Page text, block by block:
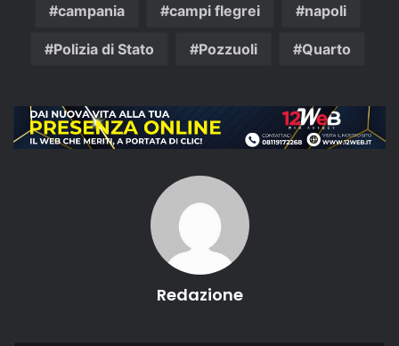
campania campi flegrei napoli
Polizia di Stato Pozzuoli Quarto
Redazione